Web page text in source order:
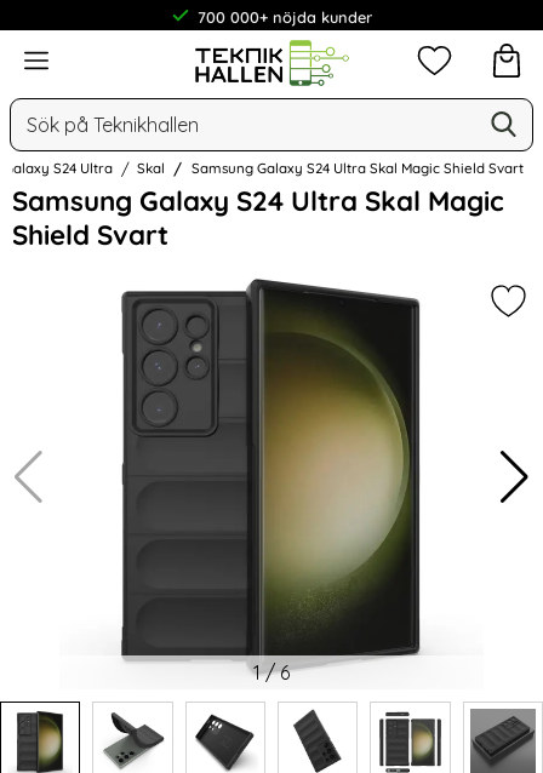
700 000+ nöjda kunder
Meny
Sök
Mina
Galaxy S24 Ultra Skal Samsung Galaxy S24 Ultra Skal Magic Shield Svart
Samsung Galaxy S24 Ultra Skal Magic
Shield Svart
Hoppa
över
Bilder
1/6